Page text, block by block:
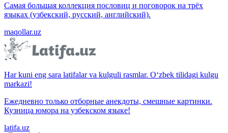
Самая большая коллекция пословиц и поговорок на трёх
языках (узбекский, русский, английский).
maqollar.uz
Har kuni eng sara latifalar va kulguli rasmlar. O‘zbek tilidagi kulgu
markazi!
Ежедневно только отборные анекдоты, смешные картинки.
Кузница юмора на узбекском языке!
latifa.uz